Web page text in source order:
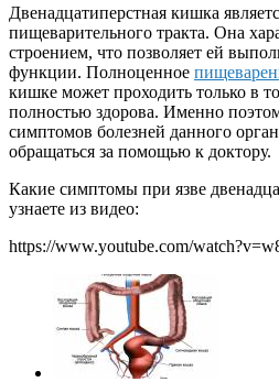
Двенадцатиперстная кишка
пищеварительного тракта. Она
строением, что позволяет ей
функции. Полноценное
кишке может проходить только в
полностью здорова. Именно
симптомов болезней данного
обращаться за помощью к доктору.
Какие симптомы при язве
узнаете из видео:
https://www.youtube.com/